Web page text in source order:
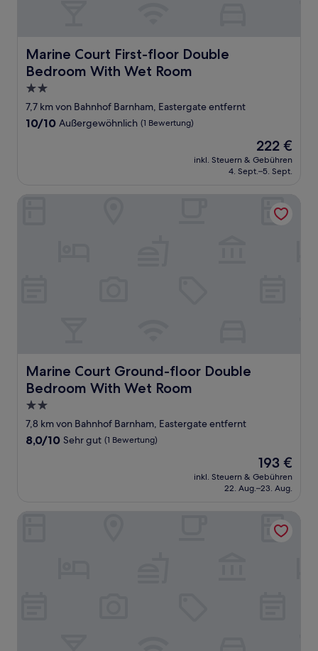
Marine Court First-floor Double
Bedroom With Wet Room
Marine Court First-floor Double Bedroom With Wet
2.0-
Sterne-
Unterkunft
7,7 km von Bahnhof Barnham, Eastergate entfernt
10.0
10/10 Außergewöhnlich (1 Bewertung)
Der
Preis
beträgt
222 €
inkl. Steuern & Gebühren
4. Sept.–5. Sept.
Marine Court Ground-floor Double
Bedroom With Wet Room
Marine Court Ground-floor Double Bedroom With Wet
2.0-
Sterne-
Unterkunft
7,8 km von Bahnhof Barnham, Eastergate entfernt
8.0
Bewertung)
8,0/10 Sehr gut (1 Bewertung)
Der
Preis
beträgt
193 €
inkl. Steuern & Gebühren
22. Aug.–23. Aug.
Marine Court Ground-floor Double Bedroom With Wet
Marine Court Ground-floor Double Bedroom With Wet